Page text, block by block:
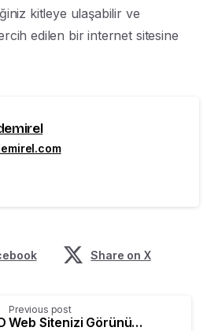
kitleye ulaşabilir ve
edilen bir internet sitesine
Share on X
Previous post
Ankara SEO Web Sitenizi Görünür Kılıyor